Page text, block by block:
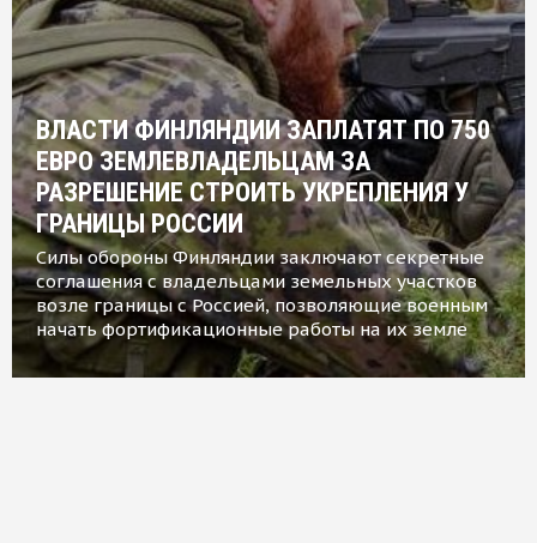
ВЛАСТИ ФИНЛЯНДИИ ЗАПЛАТЯТ ПО 750
ЕВРО ЗЕМЛЕВЛАДЕЛЬЦАМ ЗА
РАЗРЕШЕНИЕ СТРОИТЬ УКРЕПЛЕНИЯ У
ГРАНИЦЫ РОССИИ
Силы обороны Финляндии заключают секретные
соглашения с владельцами земельных участков
возле границы с Россией, позволяющие военным
начать фортификационные работы на их земле